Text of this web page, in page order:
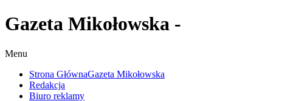
Gazeta Mikołowska -
Menu
Strona GłównaGazeta Mikołowska
Redakcja
Biuro reklamy